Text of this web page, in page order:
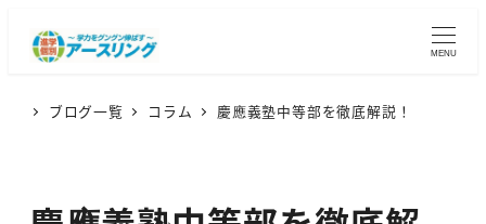
MENU
ブログ一覧 コラム 慶應義塾中等部を徹底解説！